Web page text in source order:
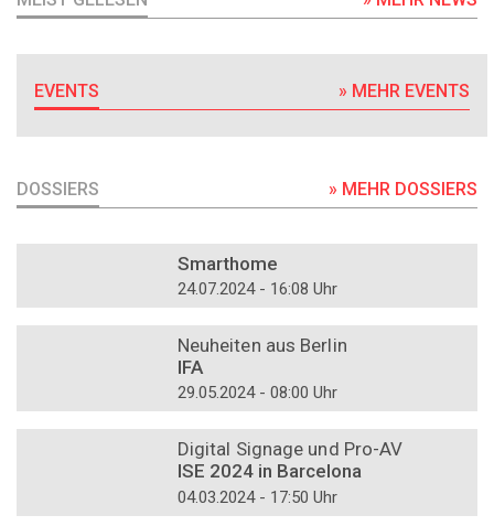
EVENTS » MEHR EVENTS
DOSSIERS » MEHR DOSSIERS
Smarthome
24.07.2024 - 16:08 Uhr
Neuheiten aus Berlin
IFA
29.05.2024 - 08:00 Uhr
Digital Signage und Pro-AV
ISE 2024 in Barcelona
04.03.2024 - 17:50 Uhr